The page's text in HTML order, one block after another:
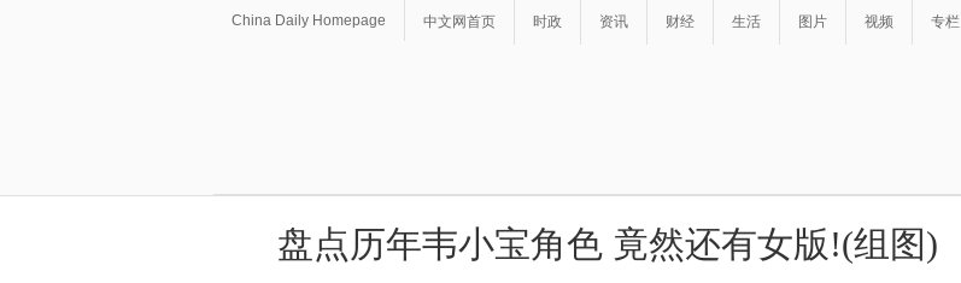
China Daily Homepage 中文网首页 时政 资讯 财经 生活 图片 视频 专栏
盘点历年韦小宝角色 竟然还有女版!(组图)